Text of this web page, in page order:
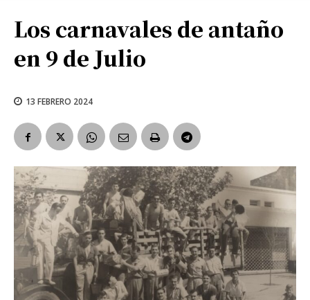
Los carnavales de antaño
en 9 de Julio
13 FEBRERO 2024